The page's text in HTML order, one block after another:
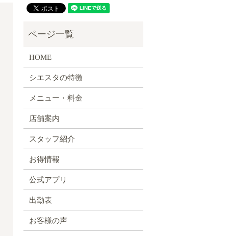
HOME
シエスタの特徴
メニュー・料金
店舗案内
スタッフ紹介
お得情報
公式アプリ
出勤表
お客様の声